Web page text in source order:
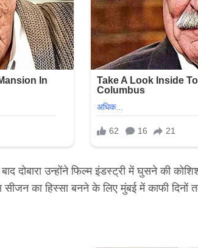
दोबारा उन्होंने फिल्म इंडस्ट्री में घुसने की
का हिस्सा बनने के लिए मुंबई में काफी